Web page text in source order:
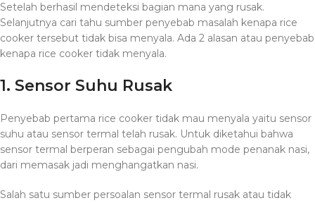
Setelah berhasil mendeteksi bagian mana yang rusak.
Selanjutnya cari tahu sumber penyebab masalah kenapa rice
cooker tersebut tidak bisa menyala. Ada 2 alasan atau penyebab
kenapa rice cooker tidak menyala.
1. Sensor Suhu Rusak
Penyebab pertama rice cooker tidak mau menyala yaitu sensor
suhu atau sensor termal telah rusak. Untuk diketahui bahwa
sensor termal berperan sebagai pengubah mode penanak nasi,
dari memasak jadi menghangatkan nasi.
Salah satu sumber persoalan sensor termal rusak atau tidak